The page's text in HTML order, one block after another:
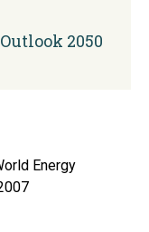
2050
Energy